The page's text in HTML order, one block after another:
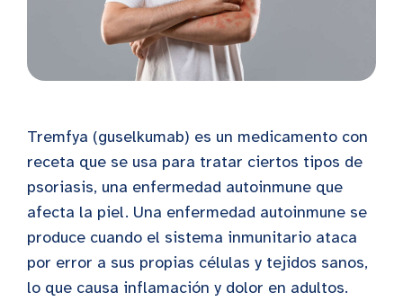
Tremfya (guselkumab) es un medicamento con
receta que se usa para tratar ciertos tipos de
psoriasis, una enfermedad autoinmune que
afecta la piel. Una enfermedad autoinmune se
produce cuando el sistema inmunitario ataca
por error a sus propias células y tejidos sanos,
lo que causa inflamación y dolor en adultos.